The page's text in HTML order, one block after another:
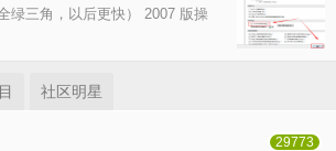
绿三角，以后更快） 2007 版操
社区明星
29773